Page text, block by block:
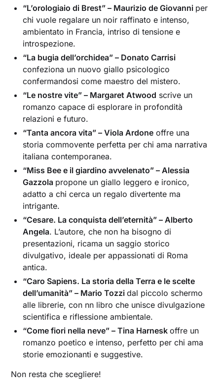
“L’orologiaio di Brest” – Maurizio de Giovanni per
chi vuole regalare un noir raffinato e intenso,
ambientato in Francia, intriso di tensione e
introspezione.
“La bugia dell’orchidea” – Donato Carrisi
confeziona un nuovo giallo psicologico
confermandosi come maestro del mistero.
“Le nostre vite” – Margaret Atwood scrive un
romanzo capace di esplorare in profondità
relazioni e futuro.
“Tanta ancora vita” – Viola Ardone offre una
storia commovente perfetta per chi ama narrativa
italiana contemporanea.
“Miss Bee e il giardino avvelenato” – Alessia
Gazzola propone un giallo leggero e ironico,
adatto a chi cerca un regalo divertente ma
intrigante.
“Cesare. La conquista dell’eternità” – Alberto
Angela. L’autore, che non ha bisogno di
presentazioni, ricama un saggio storico
divulgativo, ideale per appassionati di Roma
antica.
“Caro Sapiens. La storia della Terra e le scelte
dell’umanità” – Mario Tozzidal piccolo schermo
alle librerie, con nn libro che unisce divulgazione
scientifica e riflessione ambientale.
“Come fiori nella neve” – Tina Harneskoffre un
romanzo poetico e intenso, perfetto per chi ama
storie emozionanti e suggestive.
Non resta che scegliere!